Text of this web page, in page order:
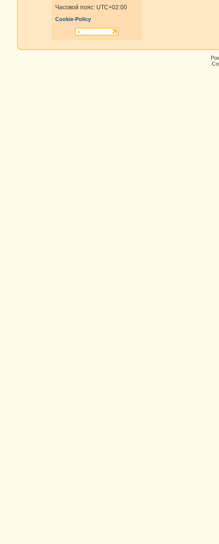
Часовой пояс: UTC+02:00
Cookie-Policy